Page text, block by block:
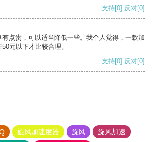
支持[0] 反对[0]
有点贵，可以适当降低一些。我个人觉得，一款加
元以下才比较合理。
支持[0] 反对[0]
旋风加速度器 旋风
旋风加速